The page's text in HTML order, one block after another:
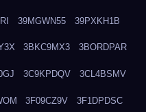
39MGWN55 39PXKH1B
3BKC9MX3 3BORDPAR
3C9KPDQV 3CL4BSMV
3F09CZ9V 3F1DPDSC